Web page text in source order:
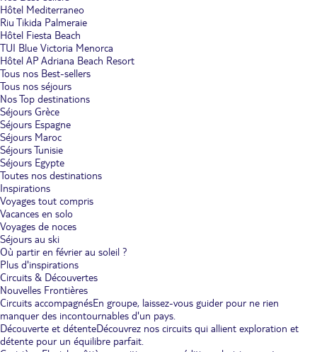
Hôtel Mediterraneo
Riu Tikida Palmeraie
Hôtel Fiesta Beach
TUI Blue Victoria Menorca
Hôtel AP Adriana Beach Resort
Tous nos Best-sellers
Tous nos séjours
Nos Top destinations
Séjours Grèce
Séjours Espagne
Séjours Maroc
Séjours Tunisie
Séjours Egypte
Toutes nos destinations
Inspirations
Voyages tout compris
Vacances en solo
Voyages de noces
Séjours au ski
Où partir en février au soleil ?
Plus d'inspirations
Circuits & Découvertes
Nouvelles Frontières
Circuits accompagnésEn groupe, laissez-vous guider pour ne rien
manquer des incontournables d'un pays.
Découverte et détenteDécouvrez nos circuits qui allient exploration et
détente pour un équilibre parfait.